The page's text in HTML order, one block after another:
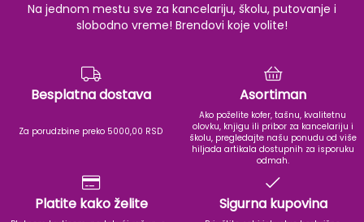
Na jednom mestu sve za kancelariju, školu, putovanje i
slobodno vreme! Brendovi koje volite!
Besplatna dostava
Za porudzbine preko 5000,00 RSD
Asortiman
Ako poželite kofer, tašnu, kvalitetnu
olovku, knjigu ili pribor za kancelariju i
školu, pregledajte našu ponudu od više
hiljada artikala dostupnih za isporuku
odmah.
Platite kako želite Sigurna kupovina